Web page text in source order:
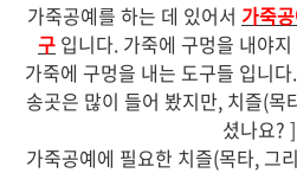
가죽공예를 하는 데 있어서 가죽
구 입니다. 가죽에 구멍을 내야
가죽에 구멍을 내는 도구들 입니
송곳은 많이 들어 봤지만, 치즐(목
셨나요? ]
가죽공예에 필요한 치즐(목타, 그